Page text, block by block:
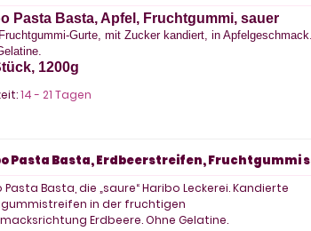
Pasta Basta, Apfel, Fruchtgummi, sauer
Gurte, mit Zucker kandiert, in Apfelgeschmack.
1200g
14 - 21 Tagen
Pasta Basta, Erdbeerstreifen, Fruchtgummi
Pasta Basta, die „saure“ Haribo Leckerei. Kandierte
in der fruchtigen
Erdbeere. Ohne Gelatine.